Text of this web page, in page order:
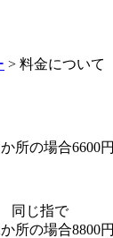
> 料金について
所の場合6600円
同じ指で
所の場合8800円